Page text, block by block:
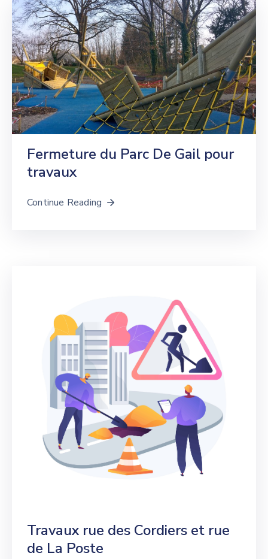
Fermeture du Parc De Gail pour
travaux
Continue Reading
Travaux rue des Cordiers et rue
de La Poste